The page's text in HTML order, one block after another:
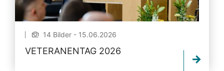
14 Bilder - 15.06.2026
VETERANENTAG 2026